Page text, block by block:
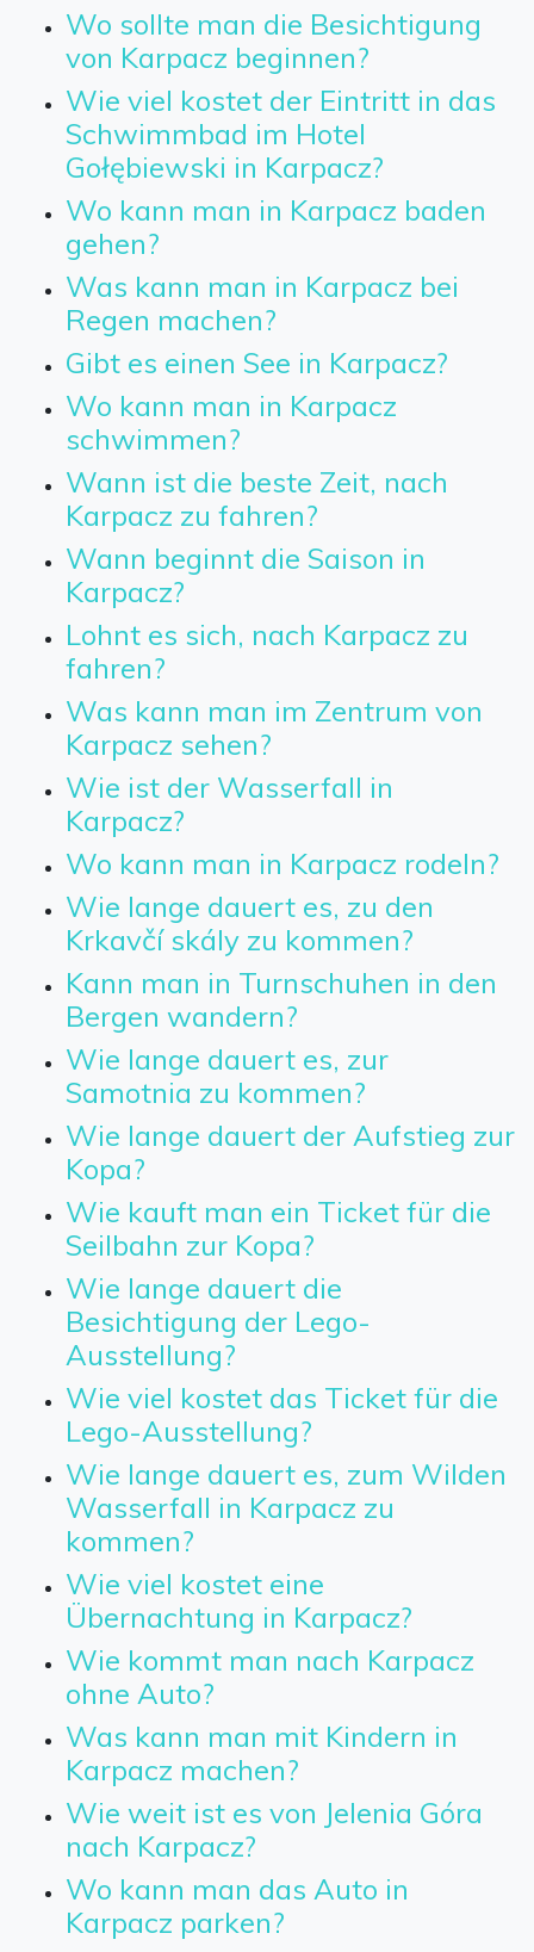
Wo sollte man die Besichtigung
von Karpacz beginnen?
Wie viel kostet der Eintritt in das
Schwimmbad im Hotel
Gołębiewski in Karpacz?
Wo kann man in Karpacz baden
gehen?
Was kann man in Karpacz bei
Regen machen?
Gibt es einen See in Karpacz?
Wo kann man in Karpacz
schwimmen?
Wann ist die beste Zeit, nach
Karpacz zu fahren?
Wann beginnt die Saison in
Karpacz?
Lohnt es sich, nach Karpacz zu
fahren?
Was kann man im Zentrum von
Karpacz sehen?
Wie ist der Wasserfall in
Karpacz?
Wo kann man in Karpacz rodeln?
Wie lange dauert es, zu den
Krkavčí skály zu kommen?
Kann man in Turnschuhen in den
Bergen wandern?
Wie lange dauert es, zur
Samotnia zu kommen?
Wie lange dauert der Aufstieg zur
Kopa?
Wie kauft man ein Ticket für die
Seilbahn zur Kopa?
Wie lange dauert die
Besichtigung der Lego-
Ausstellung?
Wie viel kostet das Ticket für die
Lego-Ausstellung?
Wie lange dauert es, zum Wilden
Wasserfall in Karpacz zu
kommen?
Wie viel kostet eine
Übernachtung in Karpacz?
Wie kommt man nach Karpacz
ohne Auto?
Was kann man mit Kindern in
Karpacz machen?
Wie weit ist es von Jelenia Góra
nach Karpacz?
Wo kann man das Auto in
Karpacz parken?